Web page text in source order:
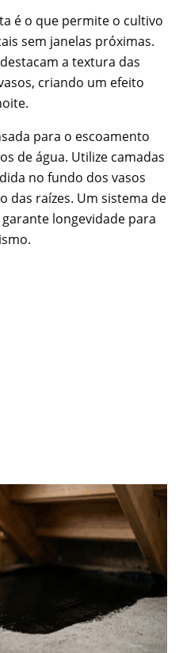
é o que permite o cultivo
sem janelas próximas.
a textura das
criando um efeito
para o escoamento
de água. Utilize camadas
no fundo dos vasos
das raízes. Um sistema de
longevidade para